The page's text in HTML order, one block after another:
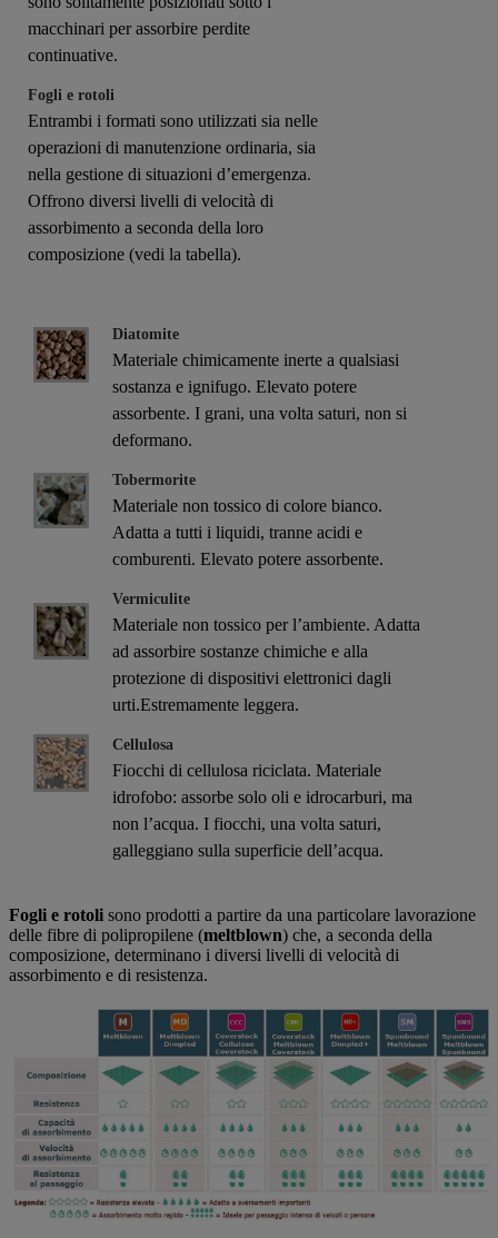
macchinari per assorbire perdite
continuative.
Fogli e rotoli
Entrambi i formati sono utilizzati sia nelle
operazioni di manutenzione ordinaria, sia
nella gestione di situazioni d’emergenza.
Offrono diversi livelli di velocità di
assorbimento a seconda della loro
composizione (vedi la tabella).
Diatomite
Materiale chimicamente inerte a qualsiasi
sostanza e ignifugo. Elevato potere
assorbente. I grani, una volta saturi, non si
deformano.
Tobermorite
Materiale non tossico di colore bianco.
Adatta a tutti i liquidi, tranne acidi e
comburenti. Elevato potere assorbente.
Vermiculite
Materiale non tossico per l’ambiente. Adatta
ad assorbire sostanze chimiche e alla
protezione di dispositivi elettronici dagli
urti.Estremamente leggera.
Cellulosa
Fiocchi di cellulosa riciclata. Materiale
idrofobo: assorbe solo oli e idrocarburi, ma
non l’acqua. I fiocchi, una volta saturi,
galleggiano sulla superficie dell’acqua.
Fogli e rotoli sono prodotti a partire da una particolare lavorazione
delle fibre di polipropilene (meltblown) che, a seconda della
composizione, determinano i diversi livelli di velocità di
assorbimento e di resistenza.